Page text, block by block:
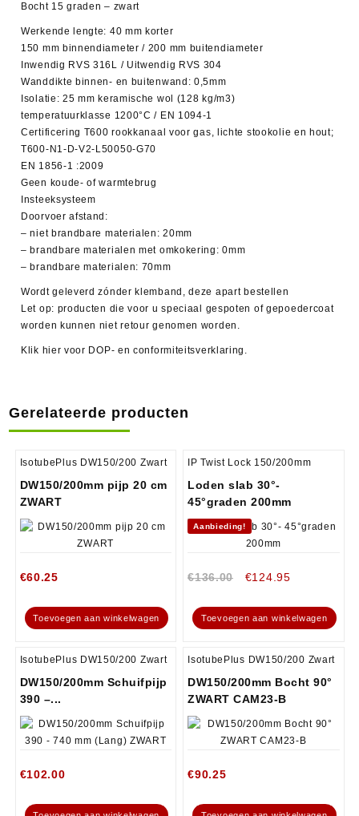
Bocht 15 graden – zwart
Werkende lengte: 40 mm korter
150 mm binnendiameter / 200 mm buitendiameter
Inwendig RVS 316L / Uitwendig RVS 304
Wanddikte binnen- en buitenwand: 0,5mm
Isolatie: 25 mm keramische wol (128 kg/m3)
temperatuurklasse 1200°C / EN 1094-1
Certificering T600 rookkanaal voor gas, lichte stookolie en hout;
T600-N1-D-V2-L50050-G70
EN 1856-1 :2009
Geen koude- of warmtebrug
Insteeksysteem
Doorvoer afstand:
– niet brandbare materialen: 20mm
– brandbare materialen met omkokering: 0mm
– brandbare materialen: 70mm
Wordt geleverd zónder klemband, deze apart bestellen
Let op: producten die voor u speciaal gespoten of gepoedercoat
worden kunnen niet retour genomen worden.
Klik hier voor DOP- en conformiteitsverklaring.
Gerelateerde producten
IsotubePlus DW150/200 Zwart
DW150/200mm pijp 20 cm
ZWART
€60.25
Toevoegen aan winkelwagen
IP Twist Lock 150/200mm
Loden slab 30°-
45°graden 200mm
Aanbieding!
€136.00 €124.95
Toevoegen aan winkelwagen
IsotubePlus DW150/200 Zwart
DW150/200mm Schuifpijp
390 –...
€102.00
IsotubePlus DW150/200 Zwart
DW150/200mm Bocht 90°
ZWART CAM23-B
€90.25